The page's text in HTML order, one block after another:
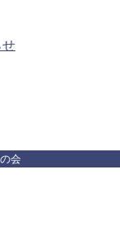
せ
会